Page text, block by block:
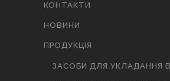
КОНТАКТИ
НОВИНИ
ПРОДУКЦІЯ
ЗАСОБИ ДЛЯ УКЛАДАННЯ